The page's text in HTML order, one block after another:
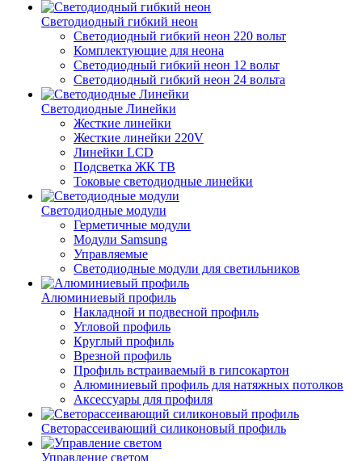
Светодиодный гибкий неон
Светодиодный гибкий неон 220 вольт
Комплектующие для неона
Светодиодный гибкий неон 12 вольт
Светодиодный гибкий неон 24 вольта
Светодиодные Линейки
Жесткие линейки
Жесткие линейки 220V
Линейки LCD
Подсветка ЖК ТВ
Токовые светодиодные линейки
Светодиодные модули
Герметичные модули
Модули Samsung
Управляемые
Светодиодные модули для светильников
Алюминиевый профиль
Накладной и подвесной профиль
Угловой профиль
Круглый профиль
Врезной профиль
Профиль встраиваемый в гипсокартон
Алюминиевый профиль для натяжных потолков
Аксессуары для профиля
Светорассеивающий силиконовый профиль
Управление светом